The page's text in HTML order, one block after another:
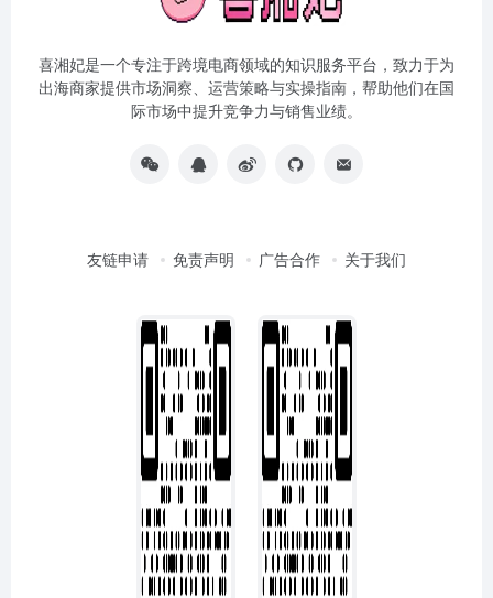
喜湘妃是一个专注于跨境电商领域的知识服务平台，致力于为
出海商家提供市场洞察、运营策略与实操指南，帮助他们在国
际市场中提升竞争力与销售业绩。
友链申请 免责声明 广告合作 关于我们